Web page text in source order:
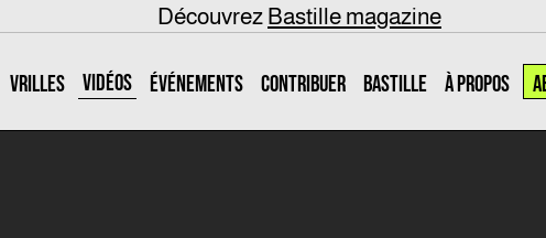
Découvrez Bastille magazine
VRILLES VIDÉOS ÉVÉNEMENTS CONTRIBUER BASTILLE À PROPOS